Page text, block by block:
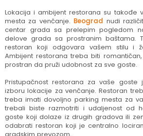
Lokacija i ambijent restorana su takođe
mesta za venčanje. Beograd nudi
centar grada sa prelepim pogledom
delove grada sa prostranim baštama.
restoran koji odgovara vašem stilu i
Ambijent restorana treba biti
prostran da pruži udobnost za sve goste.
Pristupačnost restorana za vaše goste
izboru lokacije za venčanje. Restoran
treba imati dovoljno parking mesta za
trebali biste razmotriti i udaljenost od
goste koji dolaze iz drugih gradova ili
odabrati restoran koji je centralno